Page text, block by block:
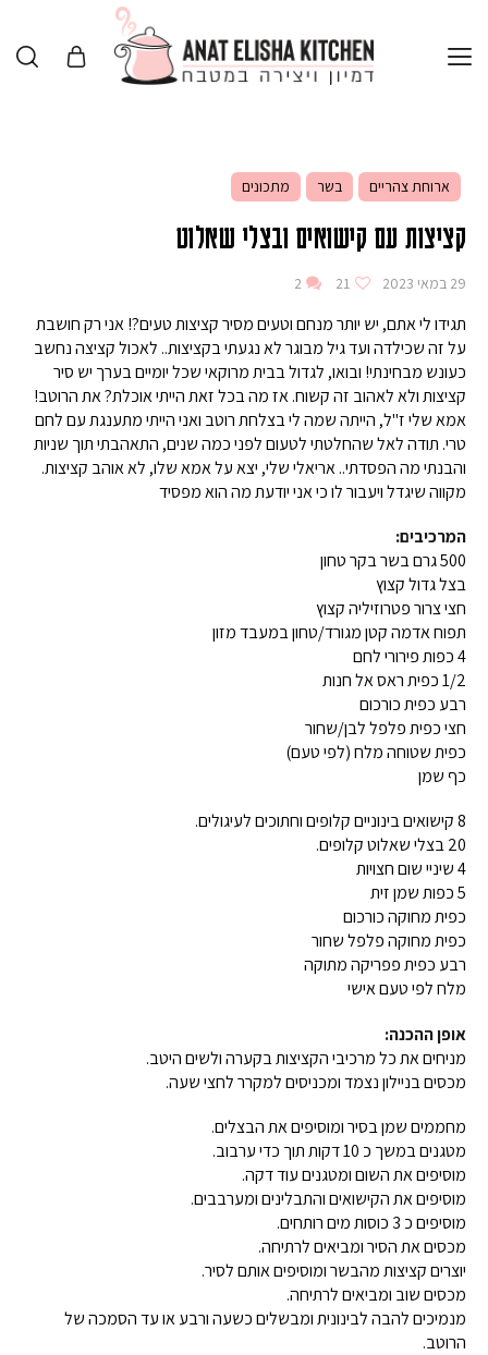
ארוחת צהריים בשר מתכונים
קציצות עם קישואים ובצלי שאלוט
29 במאי 2023 21
2
תגידו לי אתם, יש יותר מנחם וטעים מסיר קציצות טעים?! אני רק חושבת
על זה שכילדה ועד גיל מבוגר לא נגעתי בקציצות.. לאכול קציצה נחשב
כעונש מבחינתי! ובואו, לגדול בבית מרוקאי שכל יומיים בערך יש סיר
קציצות ולא לאהוב זה קשוח. אז מה בכל זאת הייתי אוכלת? את הרוטב!
אמא שלי ז"ל, הייתה שמה לי בצלחת רוטב ואני הייתי מתענגת עם לחם
טרי. תודה לאל שהחלטתי לטעום לפני כמה שנים, התאהבתי תוך שניות
והבנתי מה הפסדתי.. אריאלי שלי, יצא על אמא שלו, לא אוהב קציצות.
מקווה שיגדל ויעבור לו כי אני יודעת מה הוא מפסיד
המרכיבים:
500 גרם בשר בקר טחון
בצל גדול קצוץ
חצי צרור פטרוזיליה קצוץ
תפוח אדמה קטן מגורד/טחון במעבד מזון
4 כפות פירורי לחם
1/2 כפית ראס אל חנות
רבע כפית כורכום
חצי כפית פלפל לבן/שחור
כפית שטוחה מלח (לפי טעם)
כף שמן
8 קישואים בינוניים קלופים וחתוכים לעיגולים.
20 בצלי שאלוט קלופים.
4 שיניי שום חצויות
5 כפות שמן זית
כפית מחוקה כורכום
כפית מחוקה פלפל שחור
רבע כפית פפריקה מתוקה
מלח לפי טעם אישי
אופן ההכנה:
מניחים את כל מרכיבי הקציצות בקערה ולשים היטב.
מכסים בניילון נצמד ומכניסים למקרר לחצי שעה.
מחממים שמן בסיר ומוסיפים את הבצלים.
מטגנים במשך כ 10 דקות תוך כדי ערבוב.
מוסיפים את השום ומטגנים עוד דקה.
מוסיפים את הקישואים והתבלינים ומערבבים.
מוסיפים כ 3 כוסות מים רותחים.
מכסים את הסיר ומביאים לרתיחה.
יוצרים קציצות מהבשר ומוסיפים אותם לסיר.
מכסים שוב ומביאים לרתיחה.
מנמיכים להבה לבינונית ומבשלים כשעה ורבע או עד הסמכה של
הרוטב.